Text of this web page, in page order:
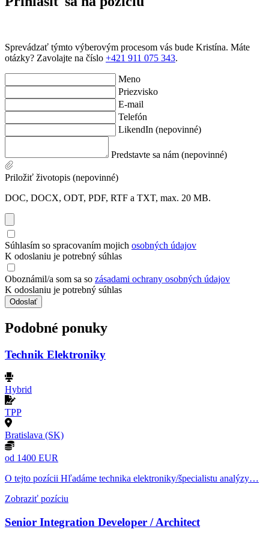
Sprevádzať týmto výberovým procesom vás bude Kristína. Máte
otázky? Zavolajte na číslo +421 911 075 343.
Meno
Priezvisko
E-mail
Telefón
LikendIn (nepovinné)
Predstavte sa nám (nepovinné)
Priložiť životopis (nepovinné)
DOC, DOCX, ODT, PDF, RTF a TXT, max. 20 MB.
Súhlasím so spracovaním mojich osobných údajov
K odoslaniu je potrebný súhlas
Oboznámil/a som sa so zásadami ochrany osobných údajov
K odoslaniu je potrebný súhlas
Odoslať
Podobné ponuky
Technik Elektroniky
Hybrid
TPP
Bratislava (SK)
od 1400 EUR
O tejto pozícii Hľadáme technika elektroniky/špecialistu analýzy…
Zobraziť pozíciu
Senior Integration Developer / Architect